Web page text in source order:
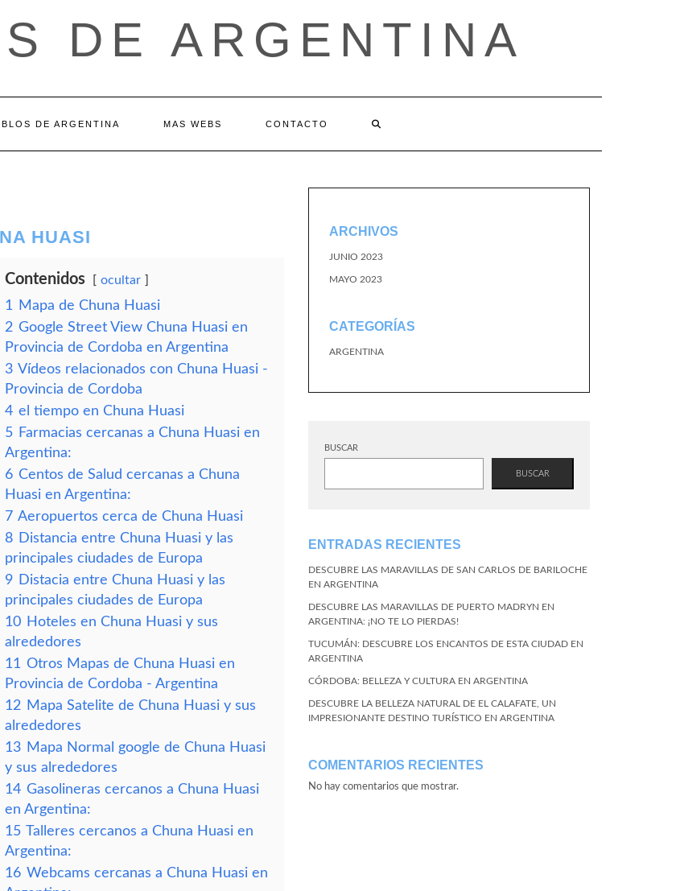
DE ARGENTINA
DE ARGENTINA MAS WEBS CONTACTO
HUASI
Contenidos ocultar
1
Mapa de Chuna Huasi
2 Google Street View Chuna Huasi en
Provincia de Cordoba en Argentina
3 Vídeos relacionados con Chuna Huasi -
Provincia de Cordoba
4 el tiempo en Chuna Huasi
5 Farmacias cercanas a Chuna Huasi en
Argentina:
6 Centos de Salud cercanas a Chuna
Huasi en Argentina:
7 Aeropuertos cerca de Chuna Huasi
8 Distancia entre Chuna Huasi y las
principales ciudades de Europa
9 Distacia entre Chuna Huasi y las
principales ciudades de Europa
10 Hoteles en Chuna Huasi y sus
alrededores
11 Otros Mapas de Chuna Huasi en
Provincia de Cordoba - Argentina
12 Mapa Satelite de Chuna Huasi y sus
alrededores
13 Mapa Normal google de Chuna Huasi
y sus alrededores
14 Gasolineras cercanos a Chuna Huasi
en Argentina:
15 Talleres cercanos a Chuna Huasi en
Argentina:
16 Webcams cercanas a Chuna Huasi en
ARCHIVOS
JUNIO 2023
MAYO 2023
CATEGORÍAS
ARGENTINA
BUSCAR
BUSCAR
ENTRADAS RECIENTES
DESCUBRE LAS MARAVILLAS DE SAN CARLOS DE BARILOCHE
EN ARGENTINA
DESCUBRE LAS MARAVILLAS DE PUERTO MADRYN EN
ARGENTINA: ¡NO TE LO PIERDAS!
TUCUMÁN: DESCUBRE LOS ENCANTOS DE ESTA CIUDAD EN
ARGENTINA
CÓRDOBA: BELLEZA Y CULTURA EN ARGENTINA
DESCUBRE LA BELLEZA NATURAL DE EL CALAFATE, UN
IMPRESIONANTE DESTINO TURÍSTICO EN ARGENTINA
COMENTARIOS RECIENTES
No hay comentarios que mostrar.